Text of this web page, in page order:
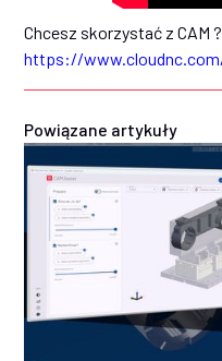
Chcesz skorzystać z CAM
https://
Powiązane artykuły